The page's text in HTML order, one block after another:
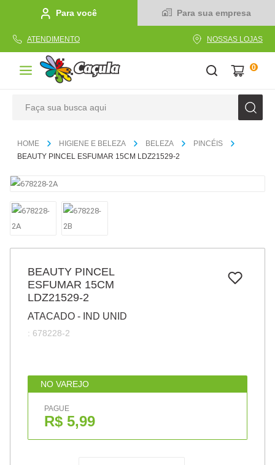
Para você Para sua empresa
ATENDIMENTO NOSSAS LOJAS
0
HIGIENE E BELEZA BELEZA
PINCÉIS
BEAUTY PINCEL ESFUMAR 15CM LDZ21529-2
BEAUTY PINCEL
ESFUMAR 15CM
LDZ21529-2
ATACADO - IND UNID
: 678228-2
NO VAREJO
PAGUE
R$ 5,99
1º caderno
2
pincel